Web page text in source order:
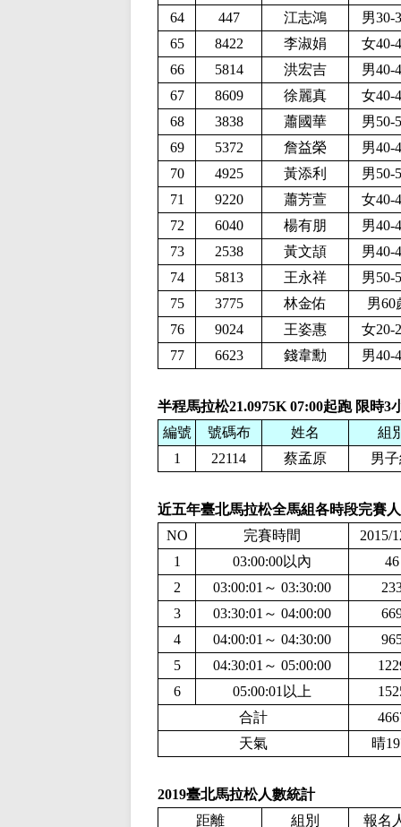
64
447 江志鴻
男30-
65
8422 李淑娟
女40-
66
5814 洪宏吉
男40-
67
8609 徐麗真
女40-
68
3838 蕭國華
男50-
69
5372 詹益榮
男40-
70
4925 黃添利
男50-
71
9220 蕭芳萱
女40-
72
6040 楊有朋
男40-
73
2538 黃文頡
男40-
74
5813 王永祥
男50-
75
3775 林金佑
男60
76
9024 王姿惠
女20-
77
6623 錢韋勳 男40-
半程馬拉松21.0975K 07:00起跑 限時3
編號
號碼布 姓名
組
1
22114 蔡孟原 男
近五年臺北馬拉松全馬組各時段完賽
NO
完賽時間
2015/
1
03:00:00以內
46
2
03:00:01～ 03:30:00
3
03:30:01～ 04:00:00
4
04:00:01～ 04:30:00
5
04:30:01～ 05:00:00
6
05:00:01以上
合計
天氣
晴
2019臺北馬拉松人數統計
距離
組別 報名